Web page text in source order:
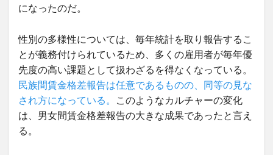
になったのだ。
性別の多様性については、毎年統計を取り報告するこ
とが義務付けられているため、多くの雇用者が毎年優
先度の高い課題として扱わざるを得なくなっている。
民族間賃金格差報告は任意であるものの、同等の見な
され方になっている。 このようなカルチャーの変化
は、男女間賃金格差報告の大きな成果であったと言え
る。